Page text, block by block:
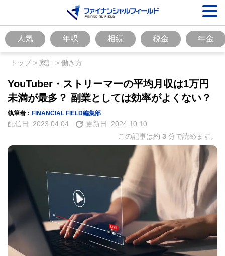
人気 年収 相続 税金 年金
トップ> 家計 > 働き方
YouTuber・ストリーマーの平均月収は1万円
未満が最多？ 副業としては効率がよくない？
執筆者 : FINANCIAL FIELD編集部
配信日: 2023.04.04 更新日: 2024.10.10
この記事は約 3 分で読めます。